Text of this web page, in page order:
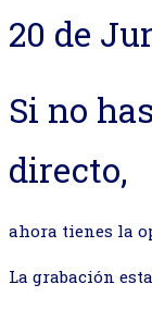
20 de
Si no
directo,
ahora tienes la
La grabación